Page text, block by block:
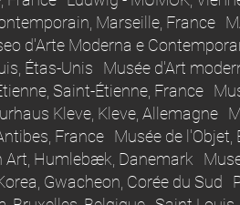
Marseille, France
d'Arte Moderna e
Étas-Unis Musée d'Art
Saint-Étienne, France
Kleve, Kleve, Allemagne
France Musée de
Art, Humlebæk, Danemark
Gwacheon, Corée du